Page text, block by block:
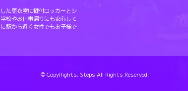
た更衣室に鍵付ロッカーとシ
校やお仕事帰りにも安心して
駅から近く女性でもお子様で
© CopyRights. Steps All Rights Reserved.